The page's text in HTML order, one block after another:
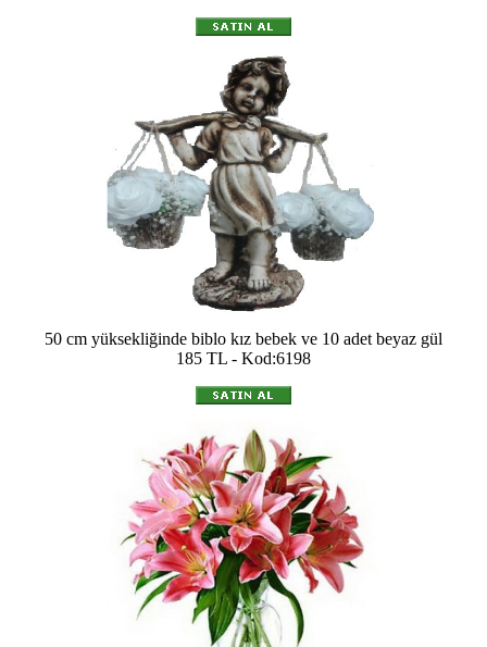
50 cm yüksekliğinde biblo kız bebek ve 10 adet beyaz gül
185 TL - Kod:6198